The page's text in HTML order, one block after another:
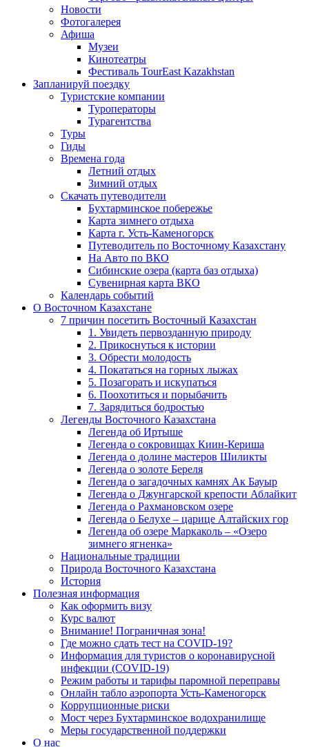
Новости
Фотогалерея
Афиша
Музеи
Кинотеатры
Фестиваль TourEast Kazakhstan
Запланируй поездку
Туристские компании
Туроператоры
Турагентства
Туры
Гиды
Времена года
Летний отдых
Зимний отдых
Скачать путеводители
Бухтарминское побережье
Карта зимнего отдыха
Карта г. Усть-Каменогорск
Путеводитель по Восточному Казахстану
На Авто по ВКО
Сибинские озера (карта баз отдыха)
Сувенирная карта ВКО
Календарь событий
О Восточном Казахстане
7 причин посетить Восточный Казахстан
1. Увидеть первозданную природу
2. Прикоснуться к истории
3. Обрести молодость
4. Покататься на горных лыжах
5. Позагорать и искупаться
6. Поохотиться и порыбачить
7. Зарядиться бодростью
Легенды Восточного Казахстана
Легенда об Иртыше
Легенда о сокровищах Киин-Кериша
Легенда о долине мастеров Шиликты
Легенда о золоте Береля
Легенда о загадочных камнях Ак Бауыр
Легенда о Джунгарской крепости Аблайкит
Легенда о Рахмановском озере
Легенда о Белухе – царице Алтайских гор
Легенда об озере Маркаколь – «Озеро
зимнего ягненка»
Национальные традиции
Природа Восточного Казахстана
История
Полезная информация
Как оформить визу
Курс валют
Внимание! Пограничная зона!
Где можно сдать тест на COVID-19?
Информация для туристов о коронавирусной
инфекции (COVID-19)
Режим работы и тарифы паромной переправы
Онлайн табло аэропорта Усть-Каменогорск
Коррупционные риски
Мост через Бухтарминское водохранилище
Меры государственной поддержки
О нас